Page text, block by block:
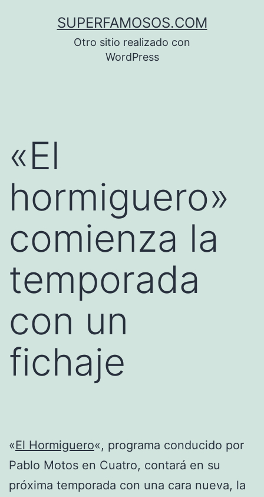
SUPERFAMOSOS.COM
Otro sitio realizado con
WordPress
«El
hormiguero»
comienza la
temporada
con un
fichaje
«El Hormiguero«, programa conducido por
Pablo Motos en Cuatro, contará en su
próxima temporada con una cara nueva, la